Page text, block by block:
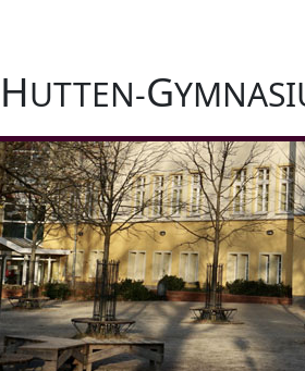
HUTTEN-G